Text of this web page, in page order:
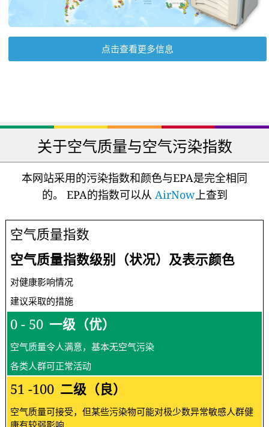
点击查看更多信息
关于空气质量与空气污染指数
本网站采用的污染指数和颜色与EPA是完全相同
的。 EPA的指数可以从 AirNow上查到
空气质量指数
空气质量指数级别（状况）及表示颜色
对健康影响情况
建议采取的措施
0 - 50 一级（优）
空气质量令人满意，基本无空气污染
各类人群可正常活动
51 -100 二级（良）
空气质量可接受，但某些污染物可能对极少数异常敏感人群健
康有较弱影响